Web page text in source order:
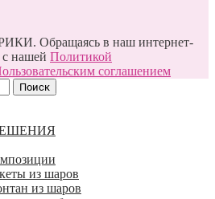
Обращаясь в наш интернет-
с нашей Политикой
соглашением
Поиск
из шаров
из шаров